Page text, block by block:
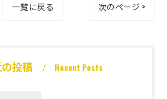
一覧に戻る 次のページ >
投稿 Recent Posts